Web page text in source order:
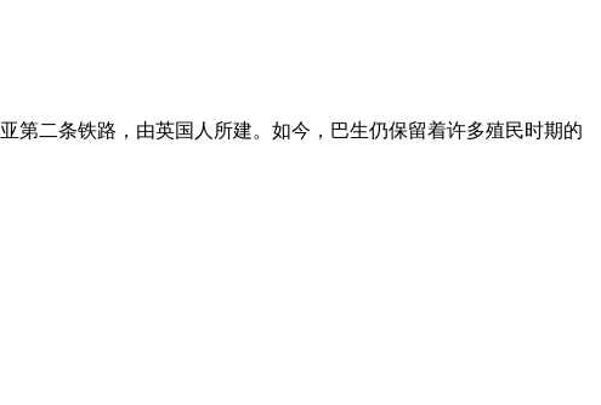
二条铁路，由英国人所建。如今，巴生仍保留着许多殖民时期的